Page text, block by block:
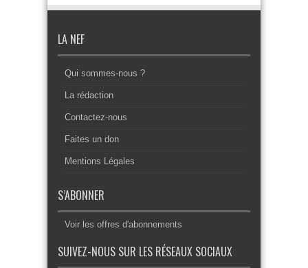
LA NEF
Qui sommes-nous ?
La rédaction
Contactez-nous
Faites un don
Mentions Légales
S’ABONNER
Voir les offres d'abonnements
SUIVEZ-NOUS SUR LES RÉSEAUX SOCIAUX